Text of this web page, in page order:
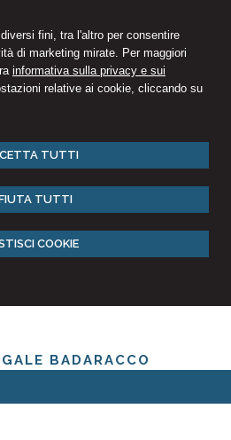
fini, tra l'altro per consentire
di marketing mirate. Per maggiori
informativa sulla privacy e sui
relative ai cookie, cliccando su
TUTTI
TUTTI
COOKIE
BADARACCO